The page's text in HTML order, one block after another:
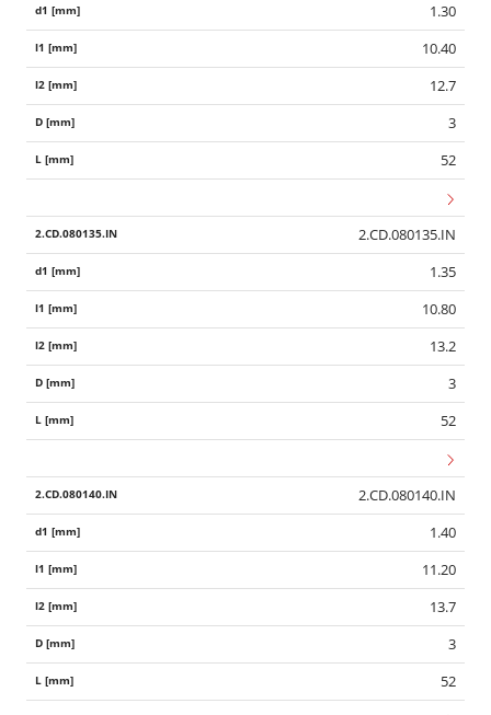
1.30
10.40
12.7
3
52
2.CD.080135.IN
1.35
10.80
13.2
3
52
2.CD.080140.IN
1.40
11.20
13.7
3
52